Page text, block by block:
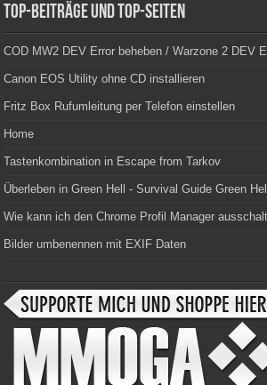
Top-Beiträge und Top-Seiten
COD MW2 DEV Error beheben / Warzone 2 DEV
Canon EOS Utility ohne CD installieren
Fritz Box Rufumleitung per Telefon einstellen
Home
Tastenkombination in Escape from Tarkov
Überleben in Green Hell - Survival Guide Green Hell
Wie kann ich den Chrome Profil Manager
Bilder umbenennen mit EXIF Daten